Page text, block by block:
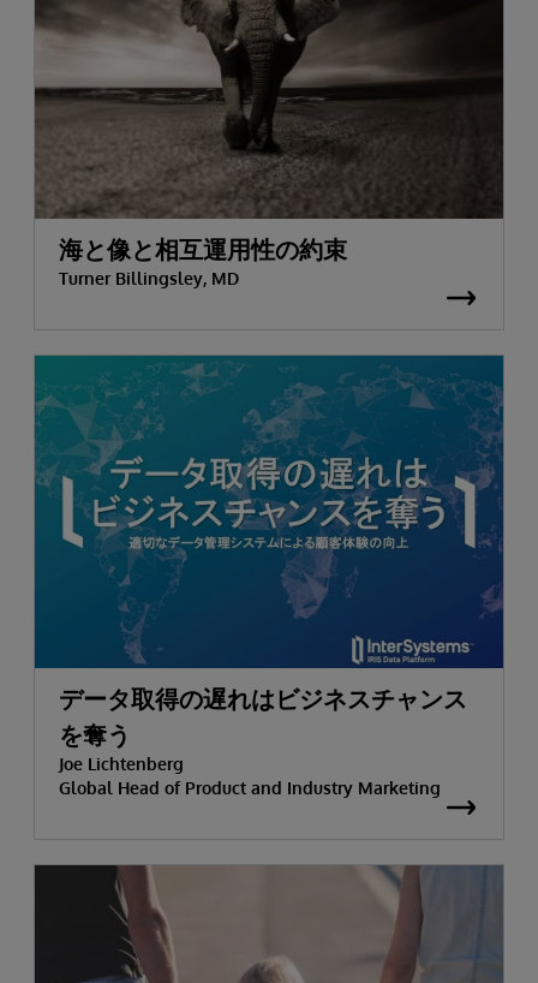
海と像と相互運用性の約束
Turner Billingsley, MD
データ取得の遅れはビジネスチャンス
を奪う
Joe Lichtenberg
Global Head of Product and Industry Marketing